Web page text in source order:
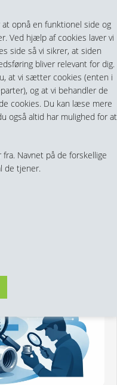
opnå en funktionel side og
Ved hjælp af cookies laver vi
side så vi sikrer, at siden
bliver relevant for dig.
at vi sætter cookies (enten i
og at vi behandler de
cookies. Du kan læse mere
også altid har mulighed for at
Navnet på de forskellige
de tjener.
0 vare(r) i kurven
0,00 DKK
316
info@teltech.dk, CVR-
3212